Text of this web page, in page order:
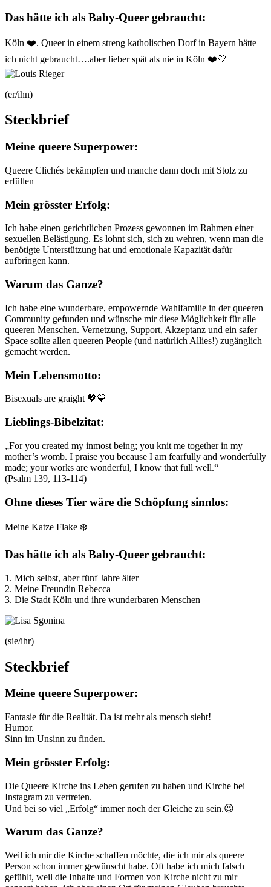
Das hätte ich als Baby-Queer gebraucht:
Köln ❤️. Queer in einem streng katholischen Dorf in Bayern hätte
ich nicht gebraucht….aber lieber spät als nie in Köln ❤️🤍
(er/ihn)
Steckbrief
Meine queere Superpower:
Queere Clichés bekämpfen und manche dann doch mit Stolz zu
erfüllen
Mein grösster Erfolg:
Ich habe einen gerichtlichen Prozess gewonnen im Rahmen einer
sexuellen Belästigung. Es lohnt sich, sich zu wehren, wenn man die
benötigte Unterstützung hat und emotionale Kapazität dafür
aufbringen kann.
Warum das Ganze?
Ich habe eine wunderbare, empowernde Wahlfamilie in der queeren
Community gefunden und wünsche mir diese Möglichkeit für alle
queeren Menschen. Vernetzung, Support, Akzeptanz und ein safer
Space sollte allen queeren People (und natürlich Allies!) zugänglich
gemacht werden.
Mein Lebensmotto:
Bisexuals are graight 💖💙
Lieblings-Bibelzitat:
„For you created my inmost being; you knit me together in my
mother’s womb. I praise you because I am fearfully and wonderfully
made; your works are wonderful, I know that full well.“
(Psalm 139, 113-114)
Ohne dieses Tier wäre die Schöpfung sinnlos:
Meine Katze Flake ❄️
Das hätte ich als Baby-Queer gebraucht:
1. Mich selbst, aber fünf Jahre älter
2. Meine Freundin Rebecca
3. Die Stadt Köln und ihre wunderbaren Menschen
(sie/ihr)
Steckbrief
Meine queere Superpower:
Fantasie für die Realität. Da ist mehr als mensch sieht!
Humor.
Sinn im Unsinn zu finden.
Mein grösster Erfolg:
Die Queere Kirche ins Leben gerufen zu haben und Kirche bei
Instagram zu vertreten.
Und bei so viel „Erfolg“ immer noch der Gleiche zu sein.😉
Warum das Ganze?
Weil ich mir die Kirche schaffen möchte, die ich mir als queere
Person schon immer gewünscht habe. Oft habe ich mich falsch
gefühlt, weil die Inhalte und Formen von Kirche nicht zu mir